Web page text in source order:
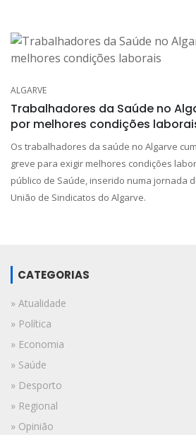
ALGARVE
Trabalhadores da Saúde no
por melhores condições
Os trabalhadores da saúde no Algarve
greve para exigir melhores condições
público de Saúde, inserido numa jornada
União de Sindicatos do Algarve.
CATEGORIAS
» Atualidade
» Política
» Economia
» Saúde
» Desporto
» Regional
» Opinião